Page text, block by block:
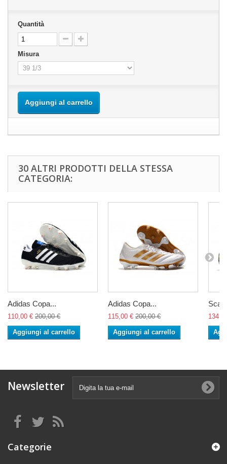
Quantità
Misura
Aggiungi al carrello
30 ALTRI PRODOTTI DELLA STESSA
CATEGORIA:
Adidas Copa...
110,00 € 200,00 €
Aggiungi al carrello
Adidas Copa...
115,00 € 200,00 €
Aggiungi al carrello
Newsletter
Categorie